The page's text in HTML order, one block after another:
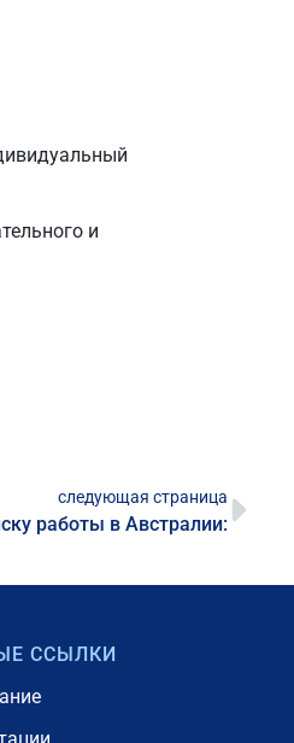
и
следующая страница
работы в Австралии:
ССЫЛКИ